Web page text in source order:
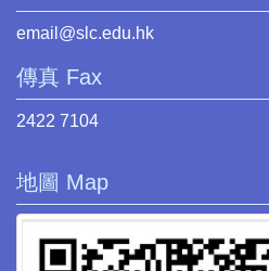
email@slc.edu.hk
傳真 Fax
2422 7104
地圖 Map